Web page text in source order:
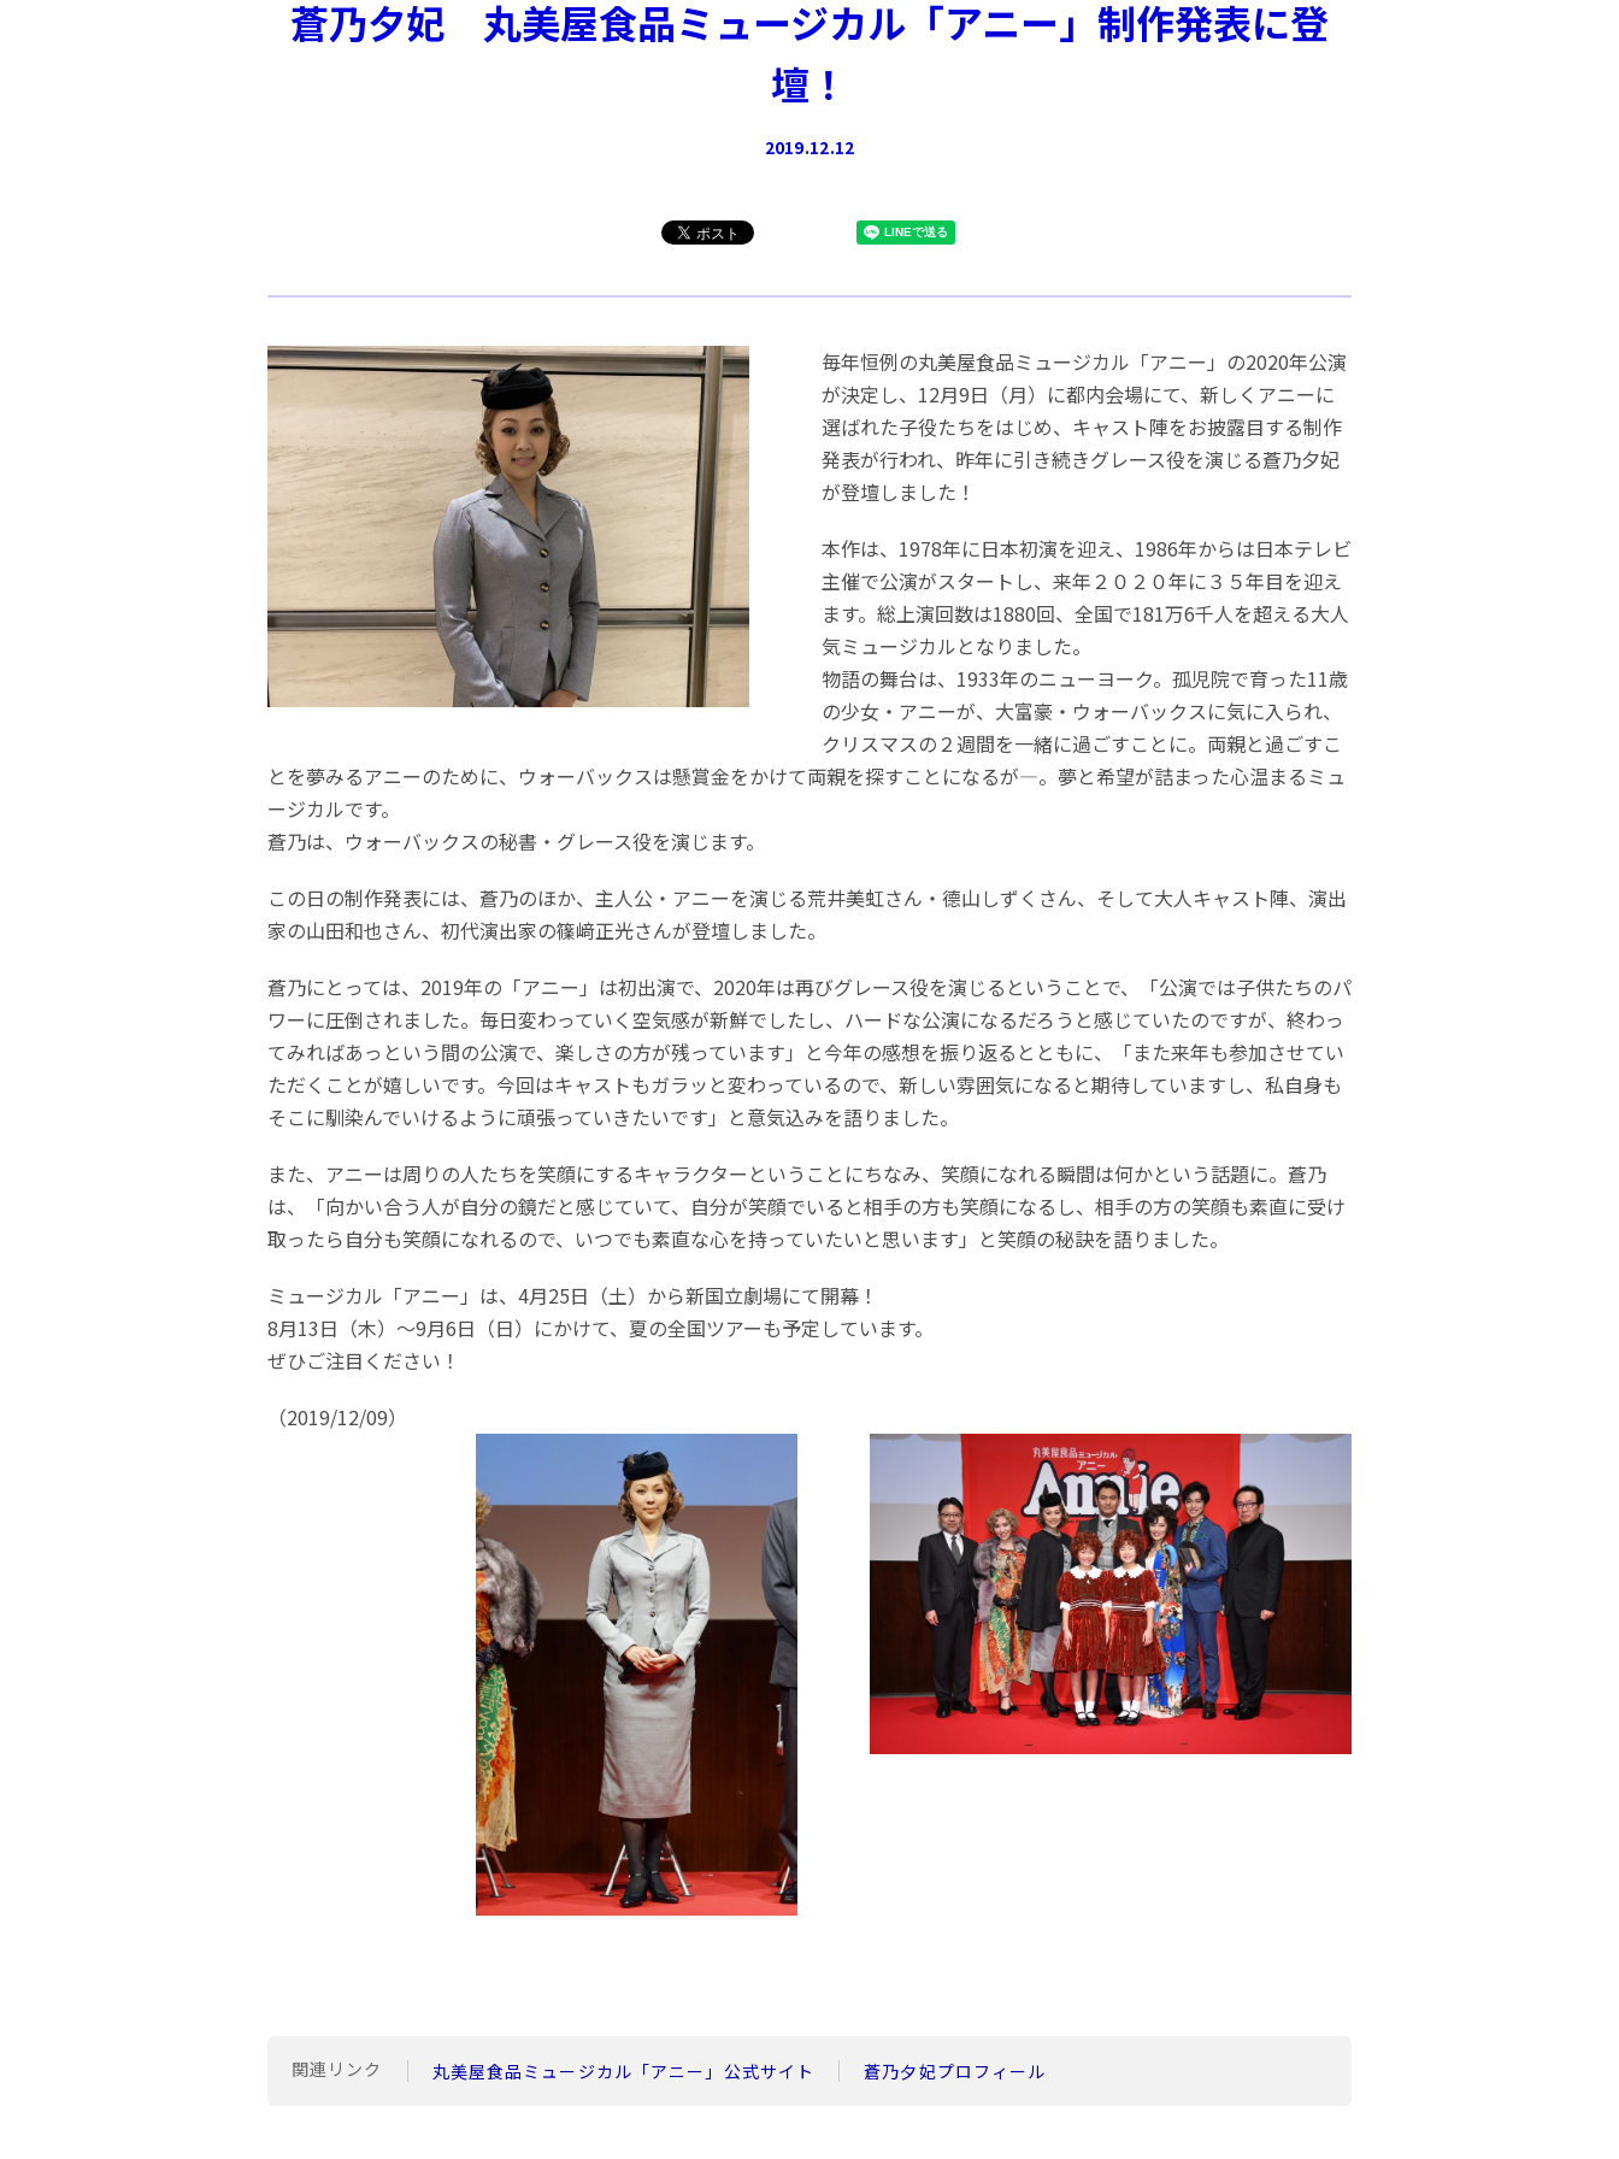
蒼乃夕妃 丸美屋食品ミュージカル「アニー」制作発表に登
壇！
2019.12.12
毎年恒例の丸美屋食品ミュージカル「アニー」の2020年公演
が決定し、12月9日（月）に都内会場にて、新しくアニーに
選ばれた子役たちをはじめ、キャスト陣をお披露目する制作
発表が行われ、昨年に引き続きグレース役を演じる蒼乃夕妃
が登壇しました！
本作は、1978年に日本初演を迎え、1986年からは日本テレビ
主催で公演がスタートし、来年２０２０年に３５年目を迎え
ます。総上演回数は1880回、全国で181万6千人を超える大人
気ミュージカルとなりました。
物語の舞台は、1933年のニューヨーク。孤児院で育った11歳
の少女・アニーが、大富豪・ウォーバックスに気に入られ、
クリスマスの２週間を一緒に過ごすことに。両親と過ごすこ
とを夢みるアニーのために、ウォーバックスは懸賞金をかけて両親を探すことになるが―。夢と希望が詰まった心温まるミュ
ージカルです。
蒼乃は、ウォーバックスの秘書・グレース役を演じます。
この日の制作発表には、蒼乃のほか、主人公・アニーを演じる荒井美虹さん・德山しずくさん、そして大人キャスト陣、演出
家の山田和也さん、初代演出家の篠﨑正光さんが登壇しました。
蒼乃にとっては、2019年の「アニー」は初出演で、2020年は再びグレース役を演じるということで、「公演では子供たちのパ
ワーに圧倒されました。毎日変わっていく空気感が新鮮でしたし、ハードな公演になるだろうと感じていたのですが、終わっ
てみればあっという間の公演で、楽しさの方が残っています」と今年の感想を振り返るとともに、「また来年も参加させてい
ただくことが嬉しいです。今回はキャストもガラッと変わっているので、新しい雰囲気になると期待していますし、私自身も
そこに馴染んでいけるように頑張っていきたいです」と意気込みを語りました。
また、アニーは周りの人たちを笑顔にするキャラクターということにちなみ、笑顔になれる瞬間は何かという話題に。蒼乃
は、「向かい合う人が自分の鏡だと感じていて、自分が笑顔でいると相手の方も笑顔になるし、相手の方の笑顔も素直に受け
取ったら自分も笑顔になれるので、いつでも素直な心を持っていたいと思います」と笑顔の秘訣を語りました。
ミュージカル「アニー」は、4月25日（土）から新国立劇場にて開幕！
8月13日（木）～9月6日（日）にかけて、夏の全国ツアーも予定しています。
ぜひご注目ください！
（2019/12/09）
関連リンク 丸美屋食品ミュージカル「アニー」公式サイト 蒼乃夕妃プロフィール